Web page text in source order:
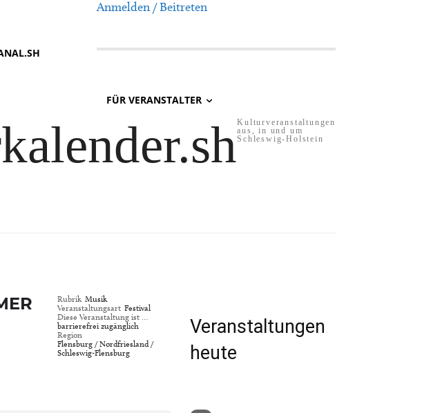
Anmelden / Beitreten
FÜR VERANSTALTER
Kulturveranstaltungen
aus, in und um
Schleswig-Holstein
Rubrik Musik
Veranstaltungsart Festival
Diese Veranstaltung ist …
barrierefrei zugänglich
Region
Flensburg / Nordfriesland /
Schleswig-Flensburg
Veranstaltungen
heute